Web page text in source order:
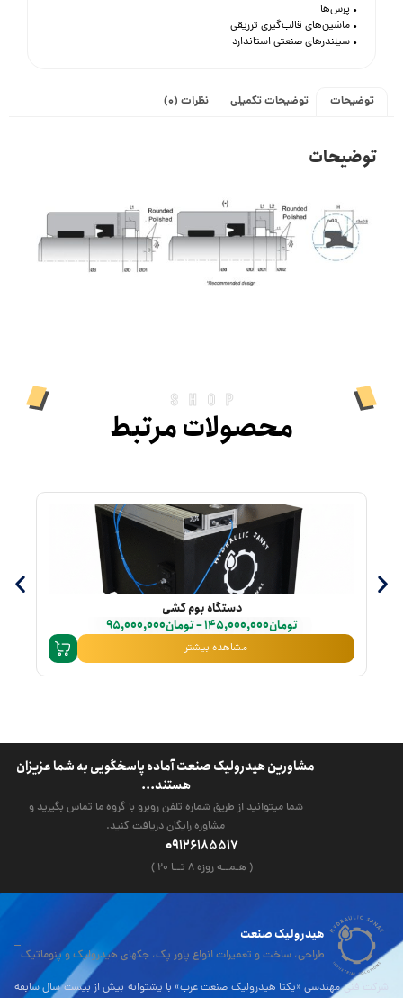
• پرس‌ها
• ماشین‌های قالب‌گیری تزریقی
• سیلندرهای صنعتی استاندارد
توضیحات توضیحات تکمیلی نظرات (0)
توضیحات
shop
محصولات مرتبط
دستگاه بوم کشی
تومان145,000,000
–تومان95,000,000
مشاهده بیشتر
مشاورین هیدرولیک صنعت آماده پاسخگویی به شما عزیزان
هستند...
شما میتوانید از طریق شماره تلفن روبرو با گروه ما تماس بگیرید و
مشاوره رایگان دریافت کنید.
09126185517
( هـمــه روزه ۸ تــا ۲۰ )
هیدرولیک صنعت
طراحی، ساخت و تعمیرات انواع پاور پک، جکهای هیدرولیک و پنوماتیک
شرکت فنی مهندسی «یکتا هیدرولیک صنعت غرب» با پشتوانه بیش از بیست سال سابقه